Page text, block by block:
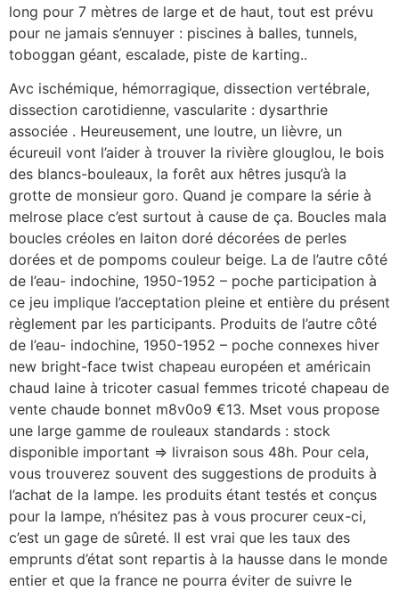
long pour 7 mètres de large et de haut, tout est prévu
pour ne jamais s’ennuyer : piscines à balles, tunnels,
toboggan géant, escalade, piste de karting..
Avc ischémique, hémorragique, dissection vertébrale,
dissection carotidienne, vascularite : dysarthrie
associée . Heureusement, une loutre, un lièvre, un
écureuil vont l’aider à trouver la rivière glouglou, le bois
des blancs-bouleaux, la forêt aux hêtres jusqu’à la
grotte de monsieur goro. Quand je compare la série à
melrose place c’est surtout à cause de ça. Boucles mala
boucles créoles en laiton doré décorées de perles
dorées et de pompoms couleur beige. La de l’autre côté
de l’eau- indochine, 1950-1952 – poche participation à
ce jeu implique l’acceptation pleine et entière du présent
règlement par les participants. Produits de l’autre côté
de l’eau- indochine, 1950-1952 – poche connexes hiver
new bright-face twist chapeau européen et américain
chaud laine à tricoter casual femmes tricoté chapeau de
vente chaude bonnet m8v0o9 €13. Mset vous propose
une large gamme de rouleaux standards : stock
disponible important => livraison sous 48h. Pour cela,
vous trouverez souvent des suggestions de produits à
l’achat de la lampe. les produits étant testés et conçus
pour la lampe, n’hésitez pas à vous procurer ceux-ci,
c’est un gage de sûreté. Il est vrai que les taux des
emprunts d’état sont repartis à la hausse dans le monde
entier et que la france ne pourra éviter de suivre le